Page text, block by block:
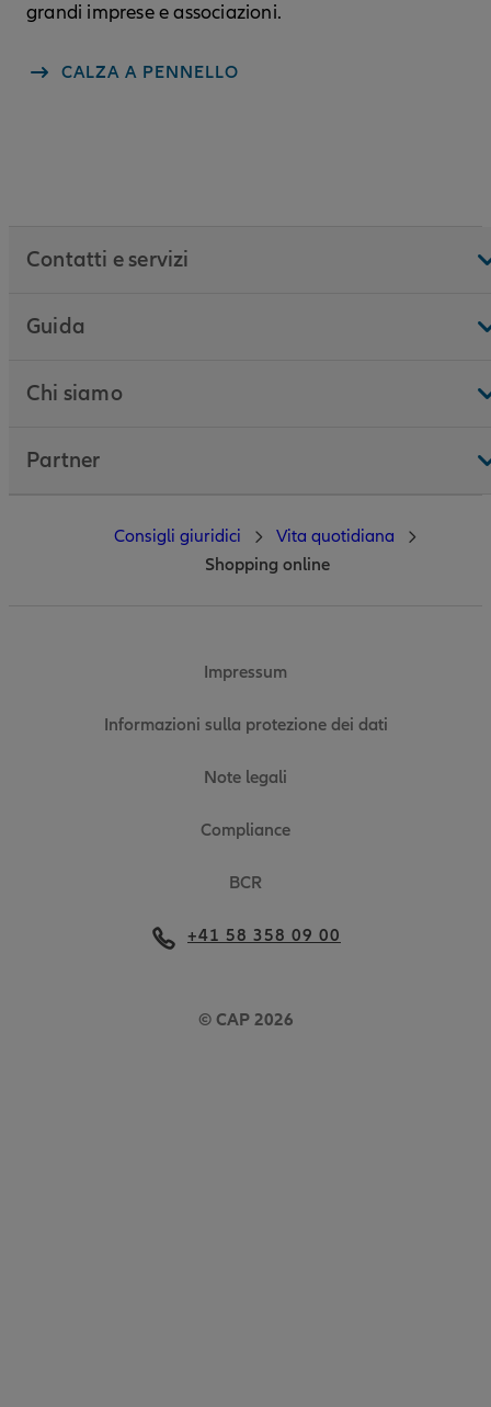
grandi imprese e associazioni.
CALZA A PENNELLO
Contatti e servizi
Guida
Chi siamo
Partner
Impressum
Informazioni sulla protezione dei dati
Note legali
Compliance
BCR
© CAP 2026
+41 58 358 09 00
Consigli giuridici
Vita quotidiana
Shopping online